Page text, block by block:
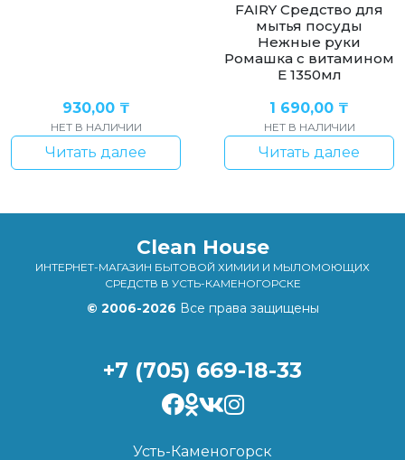
930,00 ₸
НЕТ В НАЛИЧИИ
Читать далее
FAIRY Средство для
мытья посуды
Нежные руки
Ромашка с витамином
Е 1350мл
1 690,00 ₸
НЕТ В НАЛИЧИИ
Читать далее
Clean House
ИНТЕРНЕТ-МАГАЗИН БЫТОВОЙ ХИМИИ И МЫЛОМОЮЩИХ
СРЕДСТВ В УСТЬ-КАМЕНОГОРСКЕ
© 2006-2026 Все права защищены
+7 (705) 669-18-33
Усть-Каменогорск